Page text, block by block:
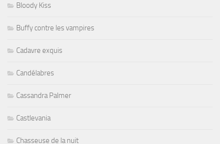
Bloody Kiss
Buffy contre les vampires
Cadavre exquis
Candélabres
Cassandra Palmer
Castlevania
Chasseuse de la nuit